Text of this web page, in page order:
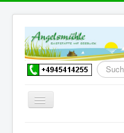
Suchen
...
Navigation
an/aus